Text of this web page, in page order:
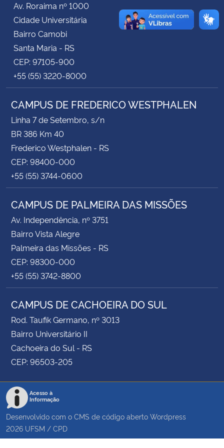
Secretaria-Geral
Secretaria de Governo
Gabinete de Segurança Institucional
Advocacia-Geral da União
Av. Roraima nº 1000
Cidade Universitária
Bairro Camobi
Santa Maria - RS
CEP: 97105-900
+55 (55) 3220-8000
CAMPUS DE FREDERICO WESTPHALEN
Linha 7 de Setembro, s/n
BR 386 Km 40
Frederico Westphalen - RS
CEP: 98400-000
+55 (55) 3744-0600
CAMPUS DE PALMEIRA DAS MISSÕES
Av. Independência, nº 3751
Bairro Vista Alegre
Palmeira das Missões - RS
CEP: 98300-000
+55 (55) 3742-8800
CAMPUS DE CACHOEIRA DO SUL
Rod. Taufik Germano, nº 3013
Bairro Universitário II
Cachoeira do Sul - RS
CEP: 96503-205
Acesso à
Informação
Desenvolvido com o CMS de código aberto Wordpress
2026 UFSM / CPD